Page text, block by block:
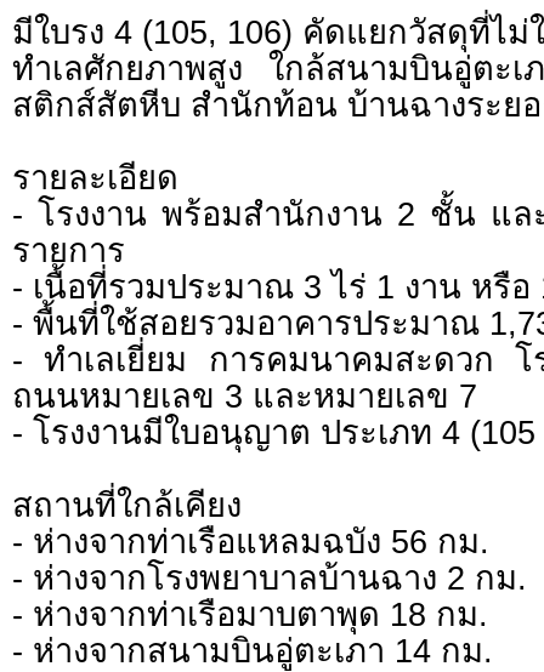
มีใบรง 4 (105, 106) คัดแยกวัสดุที่ไม่
ทำเลศักยภาพสูง ใกล้สนามบินอู่ตะเ
สติกส์สัตหีบ สำนักท้อน บ้านฉางระย
รายละเอียด
- โรงงาน พร้อมสำนักงาน 2 ชั้น แล
รายการ
- เนื้อที่รวมประมาณ 3 ไร่ 1 งาน หรือ
- พื้นที่ใช้สอยรวมอาคารประมาณ
- ทำเลเยี่ยม การคมนาคมสะดวก
ถนนหมายเลข 3 และหมายเลข 7
- โรงงานมีใบอนุญาต ประเภท 4 (105
สถานที่ใกล้เคียง
- ห่างจากท่าเรือแหลมฉบัง 56 กม.
- ห่างจากโรงพยาบาลบ้านฉาง 2 กม.
- ห่างจากท่าเรือมาบตาพุด 18 กม.
- ห่างจากสนามบินอู่ตะเภา 14 กม.